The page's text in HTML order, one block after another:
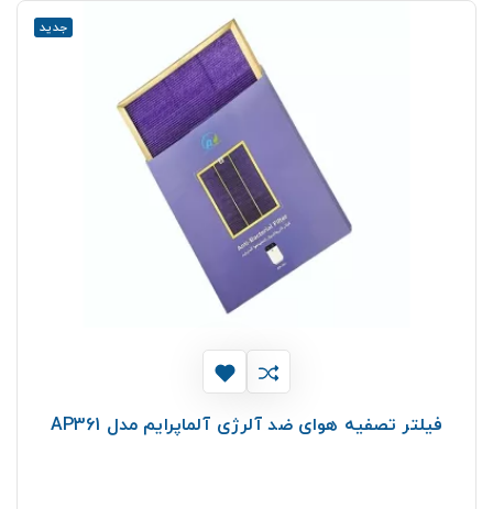
جدید
فیلتر تصفیه هوای ضد آلرژی آلماپرایم مدل AP361